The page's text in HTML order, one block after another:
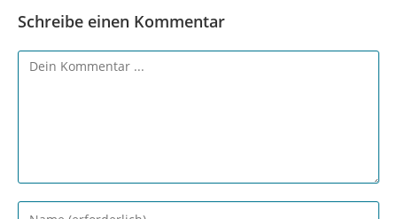
Schreibe einen Kommentar
Kommentieren
Gib